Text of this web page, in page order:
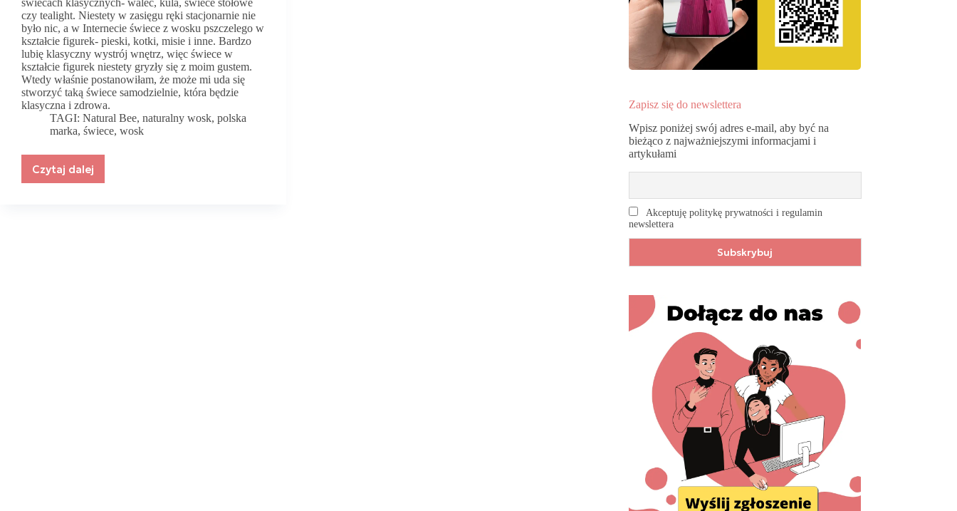
świecach klasycznych- walec, kula, świece stołowe
czy tealight. Niestety w zasięgu ręki stacjonarnie nie
było nic, a w Internecie świece z wosku pszczelego w
kształcie figurek- pieski, kotki, misie i inne. Bardzo
lubię klasyczny wystrój wnętrz, więc świece w
kształcie figurek niestety gryzły się z moim gustem.
Wtedy właśnie postanowiłam, że może mi uda się
stworzyć taką świece samodzielnie, która będzie
klasyczna i zdrowa.
TAGI: Natural Bee,naturalny wosk,polska
marka, świece, wosk
Czytaj dalej
Natural
Zapisz się do newslettera
Wpisz poniżej swój adres e-mail, aby być na
bieżąco z najważniejszymi informacjami i
artykułami
Akceptuję politykę prywatności i regulamin
newslettera